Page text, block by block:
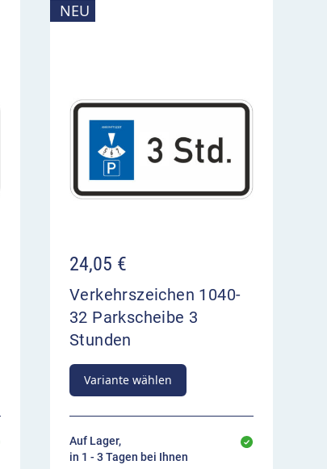
NEU
24,05 €
Verkehrszeichen 1040-
32 Parkscheibe 3
Stunden
Variante wählen
Auf Lager,
in 1 - 3 Tagen bei Ihnen